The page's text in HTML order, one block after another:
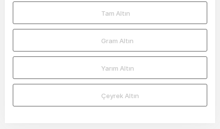
Tam Altın
Gram Altın
Yarım Altın
Çeyrek Altın